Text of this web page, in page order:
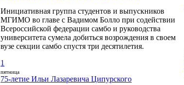
Инициативная группа студентов и выпускников
МГИМО во главе с Вадимом Болло при содействии
Всероссийской федерации самбо и руководства
университета сумела добиться возрождения в своем
вузе секции самбо спустя три десятилетия.
1
пятница
75-летие Ильи Лазаревича Ципурского